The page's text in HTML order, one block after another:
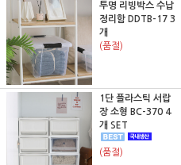
투명 리빙박스 수납
정리함 DDTB-17 3
개
(품절)
1단 플라스틱 서랍
장 소형 BC-370 4
개 SET
(품절)